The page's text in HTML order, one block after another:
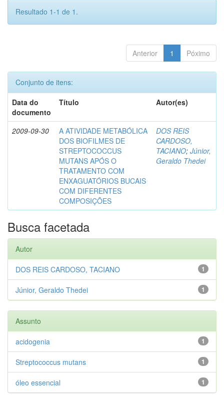
Resultado 1-1 de 1.
Anterior 1 Póximo
Conjunto de itens:
Data do
documento
Título Autor(es)
2009-09-30
A ATIVIDADE METABÓLICA
DOS BIOFILMES DE
STREPTOCOCCUS
MUTANS APÓS O
TRATAMENTO COM
ENXAGUATÓRIOS BUCAIS
COM DIFERENTES
COMPOSIÇÕES
DOS REIS
CARDOSO,
TACIANO; Júnior,
Geraldo Thedei
Busca facetada
Autor
1
DOS REIS CARDOSO, TACIANO
1
Júnior, Geraldo Thedei
Assunto
1
acidogenia
1
Streptococcus mutans
1
óleo essencial